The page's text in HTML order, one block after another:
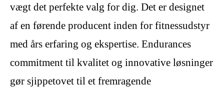
vægt det perfekte valg for dig. Det er designet
af en førende producent inden for fitnessudstyr
med års erfaring og ekspertise. Endurances
commitment til kvalitet og innovative løsninger
gør sjippetovet til et fremragende